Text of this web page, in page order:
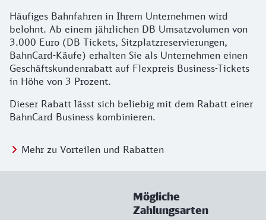
Häufiges Bahnfahren in Ihrem Unternehmen wird
belohnt. Ab einem jährlichen DB Umsatzvolumen von
3.000 Euro (DB Tickets, Sitzplatzreservierungen,
BahnCard-Käufe) erhalten Sie als Unternehmen einen
Geschäftskundenrabatt auf Flexpreis Business-Tickets
in Höhe von 3 Prozent.
Dieser Rabatt lässt sich beliebig mit dem Rabatt einer
BahnCard Business kombinieren.
Mehr zu Vorteilen und Rabatten
Mögliche
Zahlungsarten